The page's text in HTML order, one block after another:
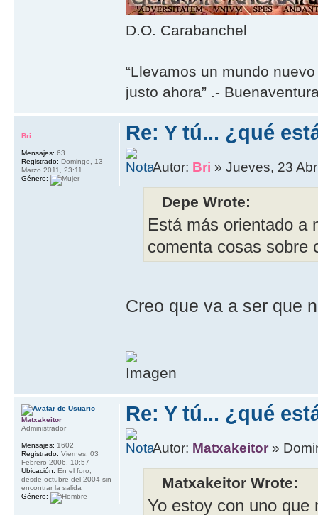
D.O. Carabanchel
“Llevamos un mundo
justo ahora” .-
Re: Y tú... ¿qué
Autor: Bri » Jueves, 23
Depe Wrote:
Está más orientado a
comenta cosas sobre
Creo que va a ser que
Bri
Mensajes: 63
Registrado: Domingo, 13
Marzo 2011, 23:11
Género:
Re: Y tú... ¿qué
Autor: Matxakeitor »
Matxakeitor Wrote:
Yo estoy con uno que
Matxakeitor
Administrador
Mensajes: 1602
Registrado: Viernes, 03
Febrero 2006, 10:57
Ubicación: En el foro,
desde octubre del 2004 sin
encontrar la salida
Género: